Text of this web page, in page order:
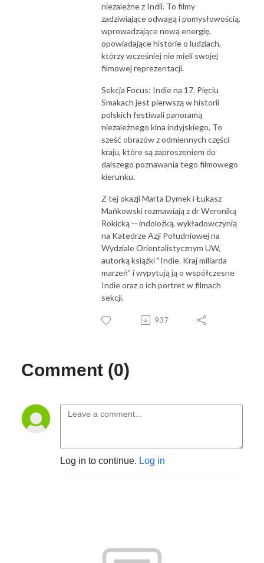
niezależne z Indii. To filmy
zadziwiające odwagą i pomysłowością,
wprowadzające nową energię,
opowiadające historie o ludziach,
którzy wcześniej nie mieli swojej
filmowej reprezentacji.
Sekcja Focus: Indie na 17. Pięciu
Smakach jest pierwszą w historii
polskich festiwali panoramą
niezależnego kina indyjskiego. To
sześć obrazów z odmiennych części
kraju, które są zaproszeniem do
dalszego poznawania tego filmowego
kierunku.
Z tej okazji Marta Dymek i Łukasz
Mańkowski rozmawiają z dr Weroniką
Rokicką -- indolożką, wykładowczynią
na Katedrze Azji Południowej na
Wydziale Orientalistycznym UW,
autorką książki “Indie. Kraj miliarda
marzeń” i wypytują ją o współczesne
Indie oraz o ich portret w filmach
sekcji.
937
Comment (0)
Log in to continue. Log in